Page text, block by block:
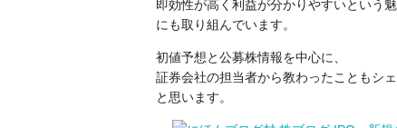
即効性が高く利益が分かりやすいという
にも取り組んでいます。
初値予想と公募株情報を中心に、
証券会社の担当者から教わったこともシ
と思います。